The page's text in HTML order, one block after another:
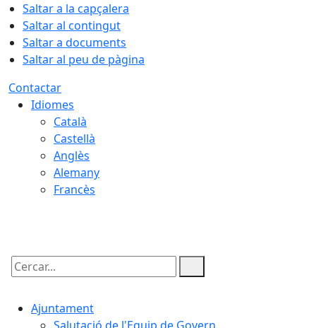
Saltar a la capçalera
Saltar al contingut
Saltar a documents
Saltar al peu de pàgina
Contactar
Idiomes
Català
Castellà
Anglès
Alemany
Francès
Cercar:
Ajuntament